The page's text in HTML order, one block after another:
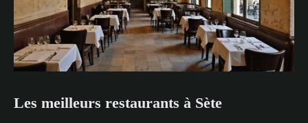
Les meilleurs restaurants à Sète